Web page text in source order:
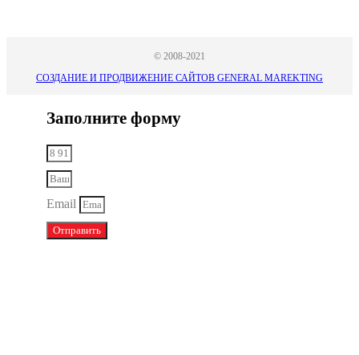
© 2008-2021
СОЗДАНИЕ И ПРОДВИЖЕНИЕ САЙТОВ GENERAL MAREKTING
Заполните форму
Email
Отправить